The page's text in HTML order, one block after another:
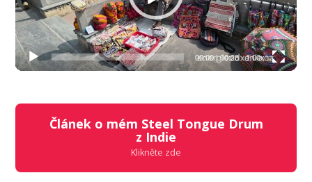
00:00|00:28 1.00x
Článek o mém Steel Tongue Drum
z Indie
Klikněte zde